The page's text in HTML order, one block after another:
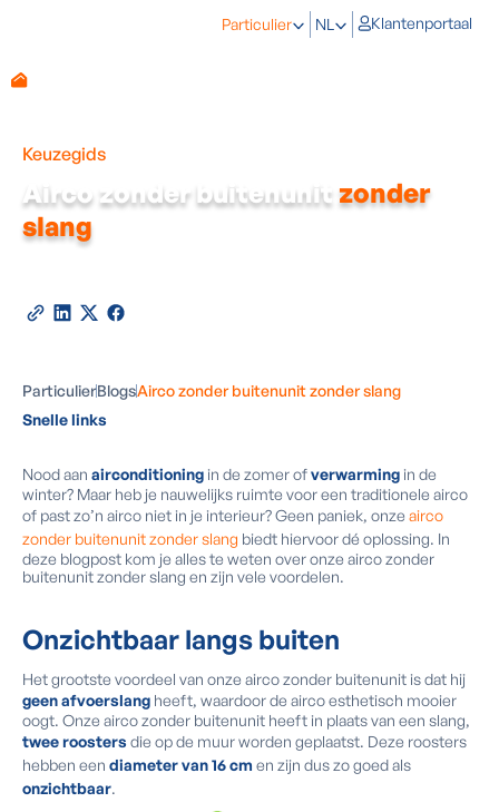
Particulier NL Klantenportaal
Keuzegids
Airco zonder buitenunit zonder
slang
Jacky Lesterquy
ParticulierBlogsAirco zonder buitenunit zonder slang
Snelle links
Nood aan airconditioning in de zomer ofverwarming in de
winter? Maar heb je nauwelijks ruimte voor een traditionele airco
of past zo’n airco niet in je interieur? Geen paniek, onze airco
zonder buitenunit zonder slang biedt hiervoor dé oplossing. In
deze blogpost kom je alles te weten over onze airco zonder
buitenunit zonder slang en zijn vele voordelen.
Onzichtbaar langs buiten
Het grootste voordeel van onze airco zonder buitenunit is dat hij
geen afvoerslang heeft, waardoor de airco esthetisch mooier
oogt. Onze airco zonder buitenunit heeft in plaats van een slang,
twee roostersdie op de muur worden geplaatst. Deze roosters
hebben een diameter van 16 cm en zijn dus zo goed als
onzichtbaar.